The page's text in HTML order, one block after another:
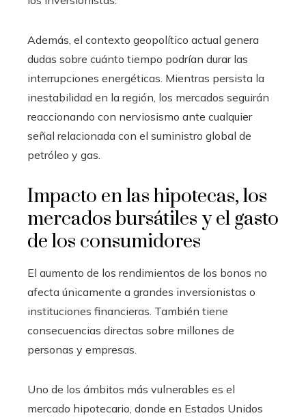
Además, el contexto geopolítico actual genera
dudas sobre cuánto tiempo podrían durar las
interrupciones energéticas. Mientras persista la
inestabilidad en la región, los mercados seguirán
reaccionando con nerviosismo ante cualquier
señal relacionada con el suministro global de
petróleo y gas.
Impacto en las hipotecas, los
mercados bursátiles y el gasto
de los consumidores
El aumento de los rendimientos de los bonos no
afecta únicamente a grandes inversionistas o
instituciones financieras. También tiene
consecuencias directas sobre millones de
personas y empresas.
Uno de los ámbitos más vulnerables es el
mercado hipotecario, donde en Estados Unidos